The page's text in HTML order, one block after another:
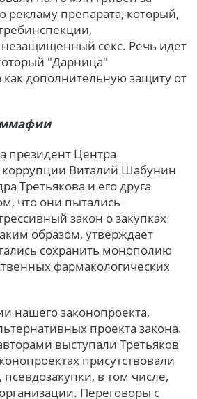
рекламу препарата, который,
секс. Речь идет
"Дарница"
дополнительную защиту от
президент Центра
коррупции Виталий Шабунин
Третьякова и его друга
что они пытались
закон о закупках
образом, утверждает
сохранить монополию
фармакологических
нашего законопроекта,
проекта закона.
выступали Третьяков
присутствовали
в том числе,
Переговоры с